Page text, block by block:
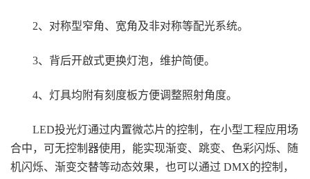
2、对称型窄角、宽角及非对称等配光系统。
3、背后开啟式更换灯泡，维护简便。
4、灯具均附有刻度板方便调整照射角度。
LED投光灯通过内置微芯片的控制，在小型工程应用场
合中，可无控制器使用，能实现渐变、跳变、色彩闪烁、随
机闪烁、渐变交替等动态效果，也可以通过 DMX的控制，